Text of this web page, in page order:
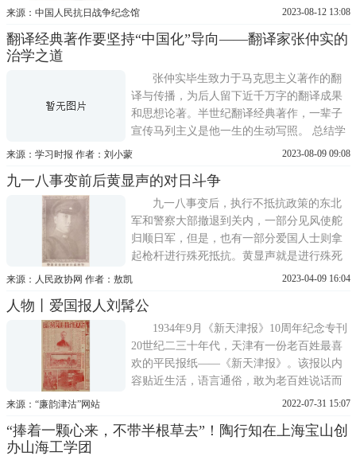
一面写有死字的旗帜，鼓励儿子为国捐躯，
间，三次负伤。每一次负伤他都是用死字旗
好。这面旗帜见证了中华儿女心
来源：中国人民抗日战争纪念馆 2023-08-12 13:08
翻译经典著作要坚持“中国化”导向——翻译家张仲实的
治学之道
张仲实毕生致力于马克思主义著作的翻
译与传播，为后人留下近千万字的翻译成果
和思想论著。半世纪翻译经典著作，一辈子
宣传马列主义是他一生的生动写照。 总结学
好外语的五条经验张仲实的翻译生涯始于莫
刊，领导渭北地区的学生运动，并逐渐成为
马克思主义的坚定信仰者和传播者。1926
年，他进入上海大学读书，
来源：学习时报 作者：刘小蒙 2023-08-09 09:08
九一八事变前后黄显声的对日斗争
九一八事变后，执行不抵抗政策的东北
军和警察大部撤退到关内，一部分见风使舵
归顺日军，但是，也有一部分爱国人士则拿
起枪杆进行殊死抵抗。黄显声就是进行殊死
抵抗的一个代表性人物。我们在国家公祭日
亡之际奋起抵抗的前辈们。黄显声九一八事
变前的抗日准备九一八事变前半年，张学良
突然对辽宁省警务人
来源：人民政协网 作者：敖凯 2023-04-09 16:04
人物丨爱国报人刘髯公
1934年9月《新天津报》10周年纪念专刊
20世纪二三十年代，天津有一份老百姓最喜
欢的平民报纸——《新天津报》。该报以内
容贴近生活，语言通俗，敢为老百姓说话而
著称。其创办人刘髯公豪爽侠义，以痛骂军
后，他积极宣传抗日，拒绝出任伪职，坚决
来源：“廉韵津沽”网站 2022-07-31 15:07
“捧着一颗心来，不带半根草去”！陶行知在上海宝山创
办山海工学团